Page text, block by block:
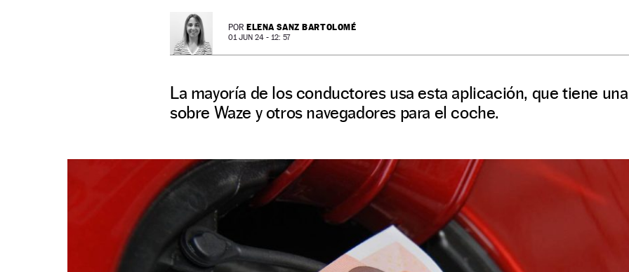
POR ELENA SANZ BARTOLOMÉ
01 JUN 24 - 12: 57
La mayoría de los conductores usa esta aplicación, que tiene
sobre Waze y otros navegadores para el coche.